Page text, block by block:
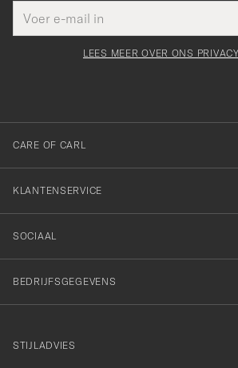
mailadres
veldBedankt
voor
onze
nieuwsbrief!
LEES MEER OVER ONS
CARE OF CARL
KLANTENSERVICE
SOCIAAL
BEDRIJFSGEGEVENS
STIJLADVIES